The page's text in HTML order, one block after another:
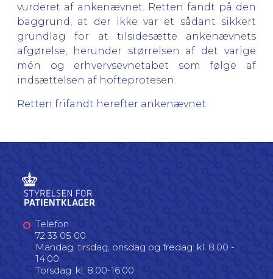
vurderet af ankenævnet. Retten fandt på den
baggrund, at der ikke var et sådant sikkert
grundlag for at tilsidesætte ankenævnets
afgørelse, herunder størrelsen af det varige
mén og erhvervsevnetabet som følge af
indsættelsen af hofteprotesen.
Retten frifandt herefter ankenævnet.
Telefon
72 33 05 00
Mandag, tirsdag, onsdag og fredag: kl. 8.00 -
14.00
Torsdag: kl. 8.00-16.00